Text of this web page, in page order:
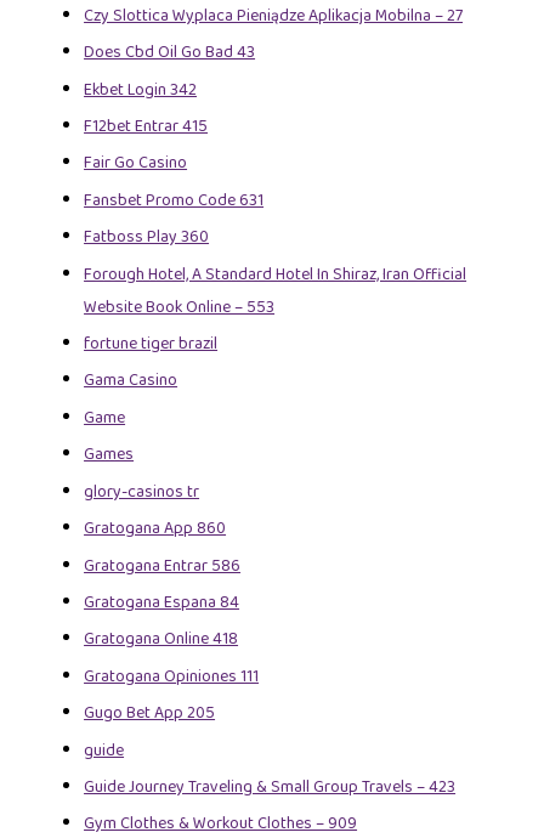
Czy Slottica Wyplaca Pieniądze Aplikacja Mobilna – 27
Does Cbd Oil Go Bad 43
Ekbet Login 342
F12bet Entrar 415
Fair Go Casino
Fansbet Promo Code 631
Fatboss Play 360
Forough Hotel, A Standard Hotel In Shiraz, Iran Official
Website Book Online – 553
fortune tiger brazil
Gama Casino
Game
Games
glory-casinos tr
Gratogana App 860
Gratogana Entrar 586
Gratogana Espana 84
Gratogana Online 418
Gratogana Opiniones 111
Gugo Bet App 205
guide
Guide Journey Traveling & Small Group Travels – 423
Gym Clothes & Workout Clothes – 909